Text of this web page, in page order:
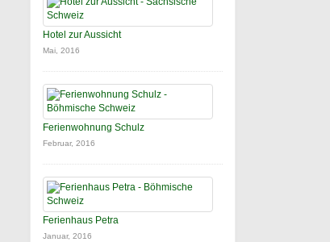
Hotel zur Aussicht
Mai, 2016
Ferienwohnung Schulz
Februar, 2016
Ferienhaus Petra
Januar, 2016